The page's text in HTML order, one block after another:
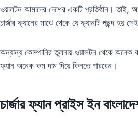
ওয়ালটন আমাদের দেশের একটি প্রতিষ্ঠান। তাই,
চার্জার ফ্যানের মাঝে থেকে যে ফ্যানটি পছন্দ হয়
অন্যান্য কোম্পানির তুলনায় ওয়ালটন থেকে অনেক
ফ্যান অনেক কম দাম দিয়ে কিনতে পারবেন।
চার্জার ফ্যান প্রাইস ইন